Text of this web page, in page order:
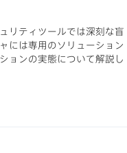
リティツールでは深刻な盲
には専用のソリューション
ョンの実態について解説し